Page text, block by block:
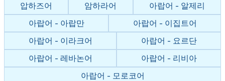
압하즈어 암하라어
아랍어 - 알제리
아랍어 - 아랍만
아랍어 - 이집트어
아랍어 - 이라크어
아랍어 - 요르단
아랍어 - 레바논어
아랍어 - 리비아
아랍어 - 모로코어